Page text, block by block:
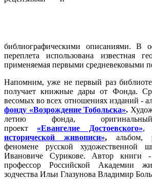
библиографическими описаниями. В
переплета использована известная
применяемая первыми средневековыми
Напомним, уже не первый раз
получает книжные дары от Фонда.
весомых во всех отношениях изданий -
фонду «Возрождение Тобольска».
летию фонда, оригинальный
проект «Евангелие Достоевского»,
исторической живописи», альбом,
феномене русской
Ивановиче Сурикове. Автор книги
профессор Российской Академии
зодчества Ильи Глазунова Владимир